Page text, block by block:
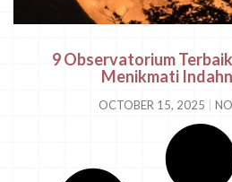
9 Observatorium
Menikmati
OCTOBER 15, 2025